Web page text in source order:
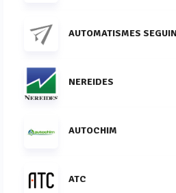
AUTOMATISMES SEGUIN
NEREIDES
AUTOCHIM
ATC